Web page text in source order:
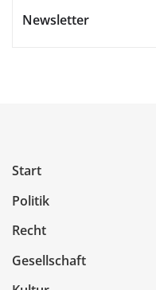
Newsletter
Start
Politik
Recht
Gesellschaft